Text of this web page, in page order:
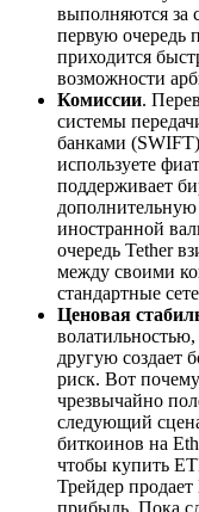
выполняются за
первую очередь
приходится
возможности
Комиссии.
системы
банками
используете
поддерживает
иностранной
очередь Tether
между своими
стандартные
Ценовая
другую создает
риск. Вот
чрезвычайно
следующий
биткоинов на
чтобы купить
Трейдер
прибыль. Пока